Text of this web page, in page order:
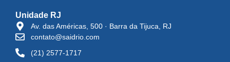
Unidade RJ
Av. das Américas, 500 · Barra da Tijuca, RJ
contato@saidrio.com
(21) 2577-1717